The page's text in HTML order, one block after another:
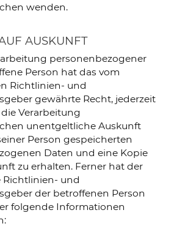
wenden.
AUSKUNFT
personenbezogener
Person hat das vom
Richtlinien- und
gewährte Recht, jederzeit
Verarbeitung
unentgeltliche Auskunft
Person gespeicherten
Daten und eine Kopie
zu erhalten. Ferner hat der
Richtlinien- und
der betroffenen Person
folgende Informationen